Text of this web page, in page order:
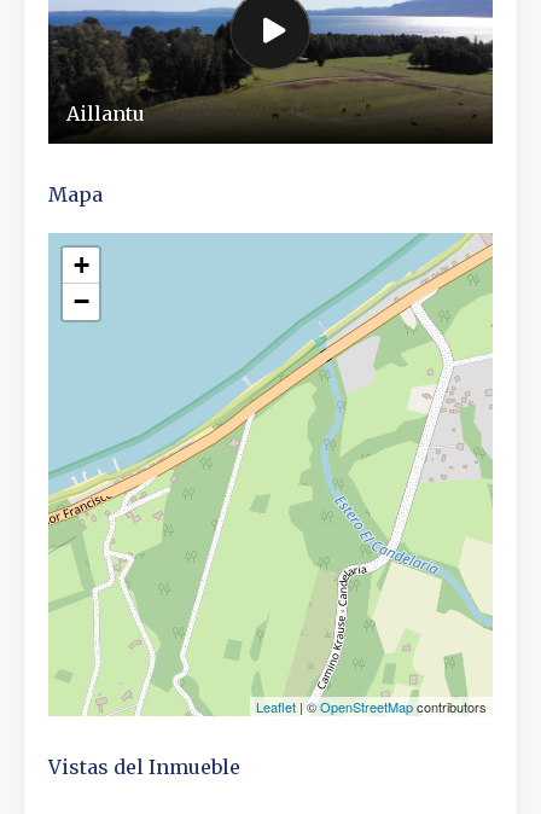
Aillantu
Mapa
+
−
Leaflet | ©OpenStreetMapcontributors
Vistas del Inmueble